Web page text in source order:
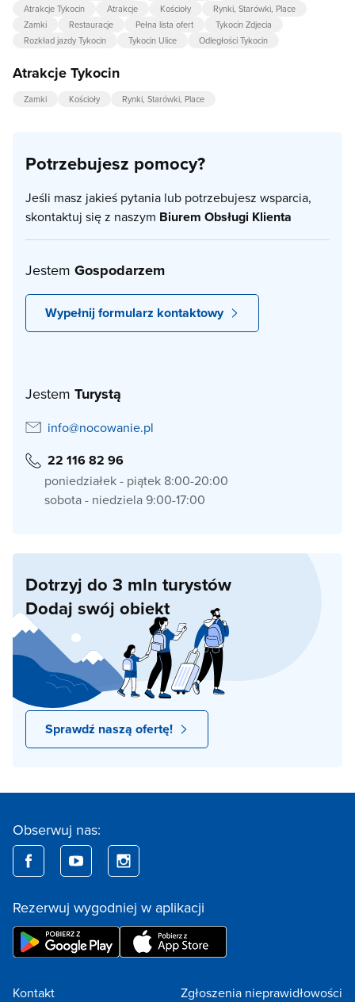
Atrakcje Tykocin
Atrakcje Kościoły
Rynki, Starówki, Place
Zamki
Restauracje Pełna lista ofert
Tykocin Zdjecia
Rozkład jazdy Tykocin
Tykocin Ulice Odległości Tykocin
Atrakcje Tykocin
Zamki Kościoły Rynki, Starówki, Place
Potrzebujesz pomocy?
Jeśli masz jakieś pytania lub potrzebujesz wsparcia,
skontaktuj się z naszym Biurem Obsługi Klienta
Jestem Gospodarzem
Wypełnij formularz kontaktowy
Jestem Turystą
info@nocowanie.pl
22 116 82 96
poniedziałek - piątek 8:00-20:00
sobota - niedziela 9:00-17:00
Dotrzyj do 3 mln turystów
Dodaj swój obiekt
Sprawdź naszą ofertę!
Obserwuj nas:
Rezerwuj wygodniej w aplikacji
Kontakt Zgłoszenia nieprawidłowości